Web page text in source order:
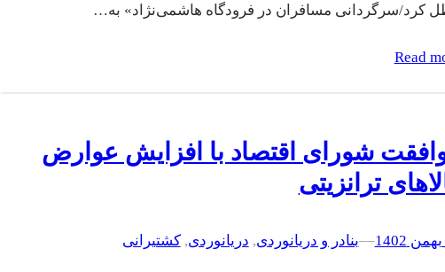
کرد/سرگردانی مسافران در فرودگاه هاشمی‌نژاد» به…
Read
شورای اقتصاد با افزایش عوارض
ترانزیتی
–
–بنادر و دریانوردی, دریانوردی, کشتیرانی